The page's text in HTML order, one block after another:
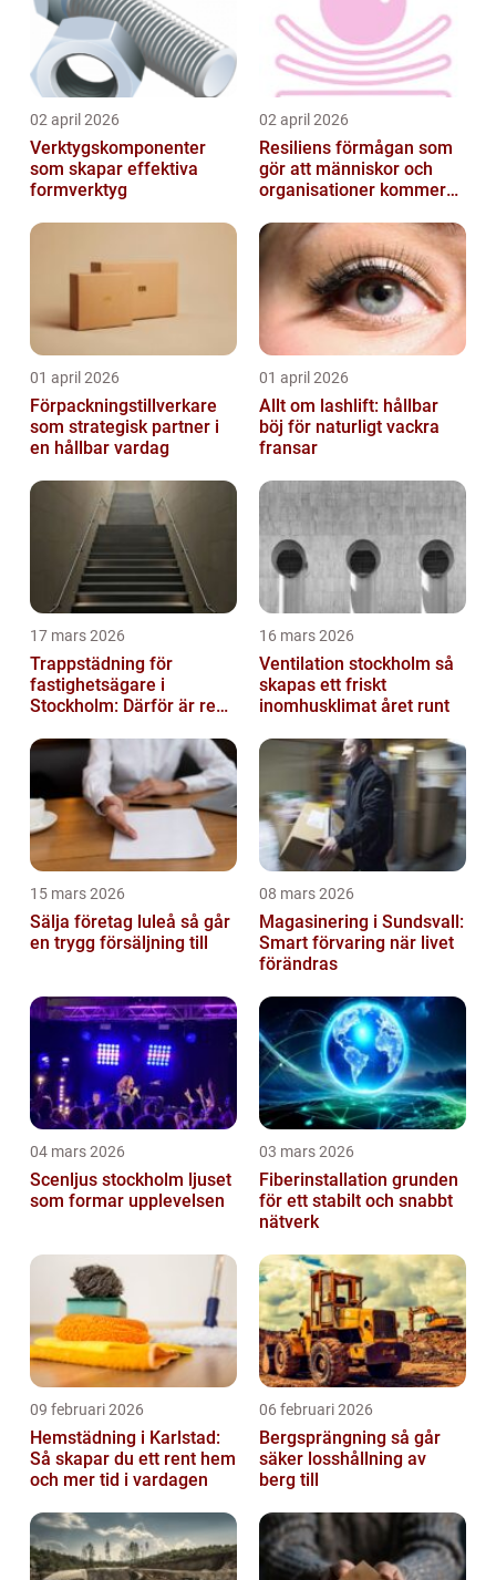
02 april 2026
Verktygskomponenter
som skapar effektiva
formverktyg
02 april 2026
Resiliens förmågan som
gör att människor och
organisationer kommer
01 april 2026
Förpackningstillverkare
som strategisk partner i
en hållbar vardag
01 april 2026
Allt om lashlift: hållbar
böj för naturligt vackra
fransar
17 mars 2026
Trappstädning för
fastighetsägare i
Stockholm: Därför är rena
investering
16 mars 2026
Ventilation stockholm så
skapas ett friskt
inomhusklimat året runt
15 mars 2026
Sälja företag luleå så går
en trygg försäljning till
08 mars 2026
Magasinering i Sundsvall:
Smart förvaring när livet
förändras
04 mars 2026
Scenljus stockholm ljuset
som formar upplevelsen
03 mars 2026
Fiberinstallation grunden
för ett stabilt och snabbt
nätverk
09 februari 2026
Hemstädning i Karlstad:
Så skapar du ett rent hem
och mer tid i vardagen
06 februari 2026
Bergsprängning så går
säker losshållning av
berg till